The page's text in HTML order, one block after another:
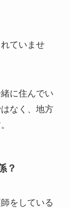
ていませ
に住んでい
なく、地方
？
をしている